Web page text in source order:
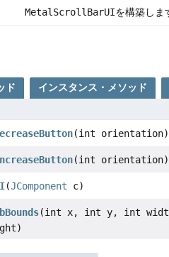
MetalScrollBarUIを構築しま
ド インスタンス・メソッド
(int orientation)
(int orientation)
(JComponent c)
(int x, int y, int